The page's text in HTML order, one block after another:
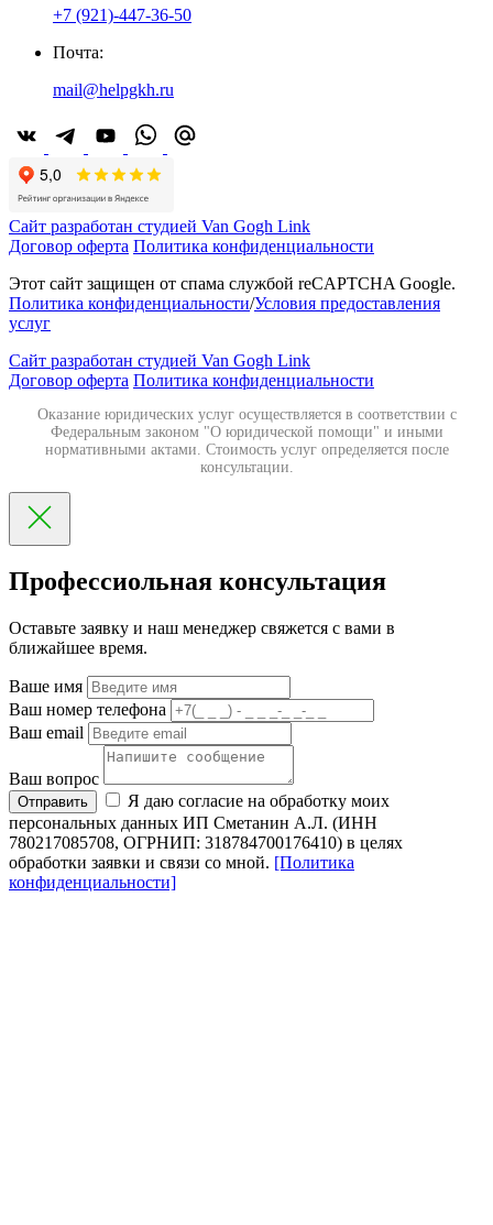
+7 (921)-447-36-50
Почта:
mail@helpgkh.ru
Сайт разработан студией Van Gogh Link
Договор оферта Политика конфиденциальности
Этот сайт защищен от спама службой reCAPTCHA Google.
Политика конфиденциальности/Условия предоставления
услуг
Сайт разработан студией Van Gogh Link
Договор оферта Политика конфиденциальности
Оказание юридических услуг осуществляется в соответствии с
Федеральным законом "О юридической помощи" и иными
нормативными актами. Стоимость услуг определяется после
консультации.
Профессиольная консультация
Оставьте заявку и наш менеджер свяжется с вами в
ближайшее время.
Ваше имя
Ваш номер телефона
Ваш email
Ваш вопрос
Отправить
Я даю согласие на обработку моих
персональных данных ИП Сметанин А.Л. (ИНН
780217085708, ОГРНИП: 318784700176410) в целях
обработки заявки и связи со мной. [Политика
конфиденциальности]